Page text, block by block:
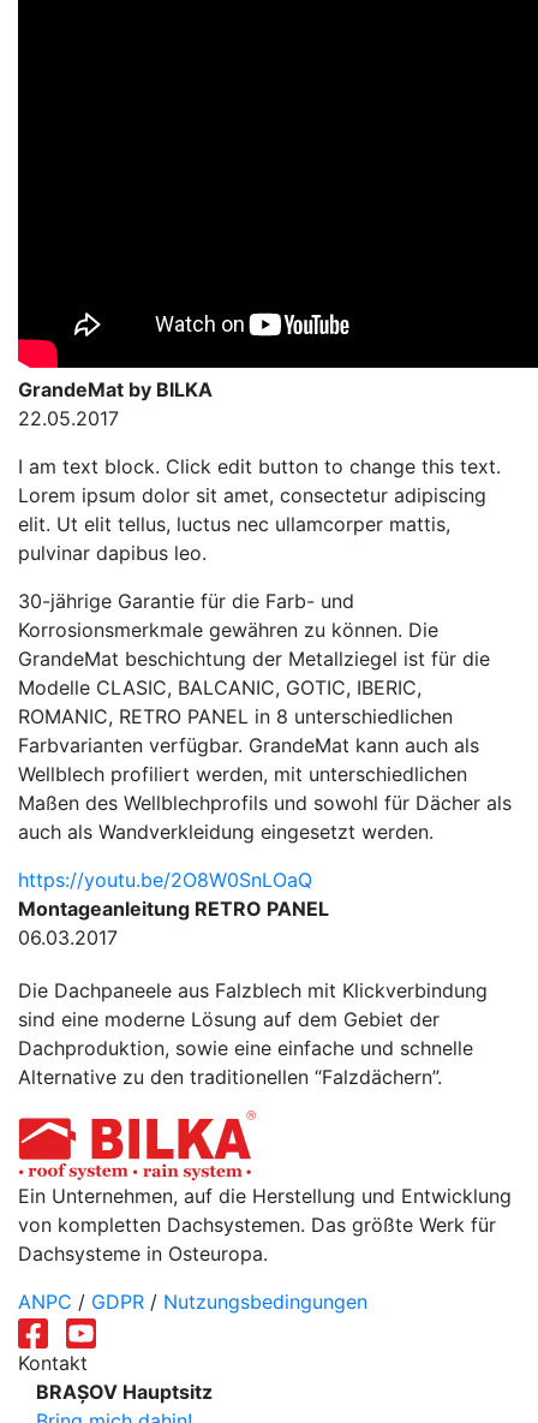
GrandeMat by BILKA
22.05.2017
I am text block. Click edit button to change this text.
Lorem ipsum dolor sit amet, consectetur adipiscing
elit. Ut elit tellus, luctus nec ullamcorper mattis,
pulvinar dapibus leo.
30-jährige Garantie für die Farb- und
Korrosionsmerkmale gewähren zu können. Die
GrandeMat beschichtung der Metallziegel ist für die
Modelle CLASIC, BALCANIC, GOTIC, IBERIC,
ROMANIC, RETRO PANEL in 8 unterschiedlichen
Farbvarianten verfügbar. GrandeMat kann auch als
Wellblech profiliert werden, mit unterschiedlichen
Maßen des Wellblechprofils und sowohl für Dächer als
auch als Wandverkleidung eingesetzt werden.
https://youtu.be/2O8W0SnLOaQ
Montageanleitung RETRO PANEL
06.03.2017
Die Dachpaneele aus Falzblech mit Klickverbindung
sind eine moderne Lösung auf dem Gebiet der
Dachproduktion, sowie eine einfache und schnelle
Alternative zu den traditionellen “Falzdächern”.
Ein Unternehmen, auf die Herstellung und Entwicklung
von kompletten Dachsystemen. Das größte Werk für
Dachsysteme in Osteuropa.
ANPC / GDPR / Nutzungsbedingungen
Kontakt
BRAȘOV Hauptsitz